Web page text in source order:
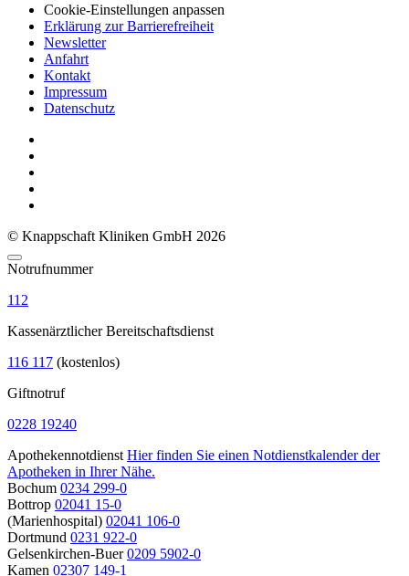
Cookie-Einstellungen anpassen
Erklärung zur Barrierefreiheit
Newsletter
Anfahrt
Kontakt
Impressum
Datenschutz
© Knappschaft Kliniken GmbH 2026
Notrufnummer
112
Kassenärztlicher Bereitschaftsdienst
116 117 (kostenlos)
Giftnotruf
0228 19240
Apothekennotdienst Hier finden Sie einen Notdienstkalender der
Apotheken in Ihrer Nähe.
Bochum 0234 299-0
Bottrop 02041 15-0
(Marienhospital) 02041 106-0
Dortmund 0231 922-0
Gelsenkirchen-Buer 0209 5902-0
Kamen 02307 149-1